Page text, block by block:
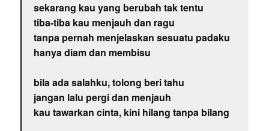
sekarang kau yang berubah tak tentu
tiba-tiba kau menjauh dan ragu
tanpa pernah menjelaskan sesuatu padaku
hanya diam dan membisu
bila ada salahku, tolong beri tahu
jangan lalu pergi dan menjauh
kau tawarkan cinta, kini hilang tanpa bilang